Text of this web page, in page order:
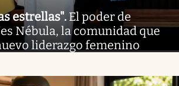
estrellas". El poder de
Nébula, la comunidad que
liderazgo femenino